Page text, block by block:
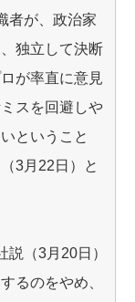
者が、政治家
独立して決断
が率直に意見
スを回避しや
ということ
3月22日）と
説（3月20日）
るのをやめ、